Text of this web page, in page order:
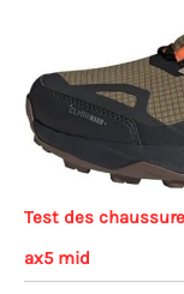
Test des
ax5 mid